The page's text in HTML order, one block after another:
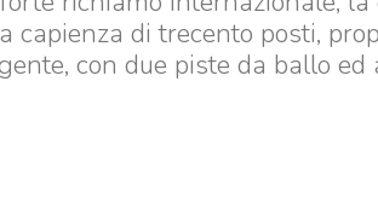
di trecento posti,
con due piste da ballo